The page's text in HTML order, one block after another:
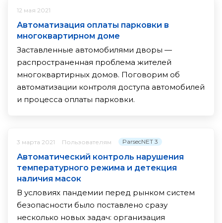
12 мая 2021
Автоматизация оплаты парковки в
многоквартирном доме
Заставленные автомобилями дворы —
распространенная проблема жителей
многоквартирных домов. Поговорим об
автоматизации контроля доступа автомобилей
и процесса оплаты парковки.
3 марта 2021 Пользователям ParsecNET 3
Автоматический контроль нарушения
температурного режима и детекция
наличия масок
В условиях пандемии перед рынком систем
безопасности было поставлено сразу
несколько новых задач: организация